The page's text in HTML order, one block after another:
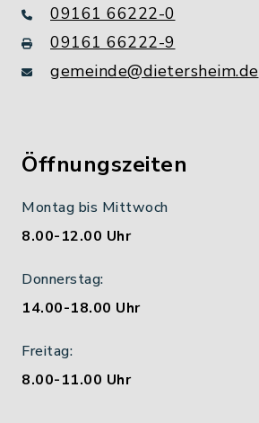
09161 66222-0
09161 66222-9
gemeinde@dietersheim.de
Öffnungszeiten
Montag bis Mittwoch
8.00-12.00 Uhr
Donnerstag:
14.00-18.00 Uhr
Freitag:
8.00-11.00 Uhr